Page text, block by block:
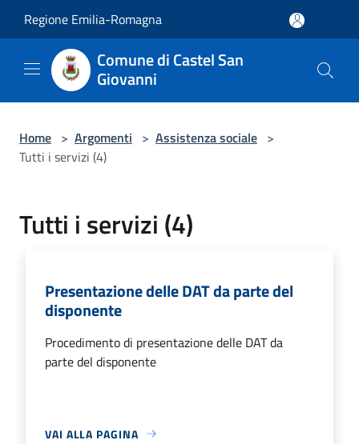
Regione Emilia-Romagna
Comune di Castel San
Giovanni
Home > Argomenti > Assistenza sociale >
Tutti i servizi (4)
Tutti i servizi (4)
Presentazione delle DAT da parte del
disponente
Procedimento di presentazione delle DAT da
parte del disponente
VAI ALLA PAGINA